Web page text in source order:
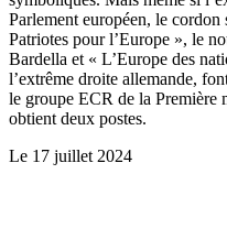
Parlement européen, le
Patriotes pour l’Europe », le
Bardella et « L’Europe des
l’extrême droite allemande,
le groupe ECR de la
obtient deux postes.
Le 17 juillet 2024